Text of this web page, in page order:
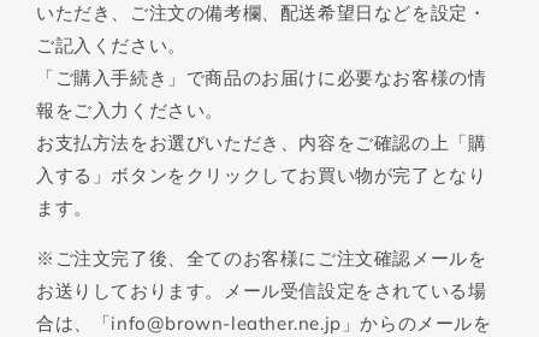
いただき、ご注文の備考欄、配送希望日などを設定・
ご記入ください。
「ご購入手続き」で商品のお届けに必要なお客様の情
報をご入力ください。
お支払方法をお選びいただき、内容をご確認の上「購
入する」ボタンをクリックしてお買い物が完了となり
ます。
※ご注文完了後、全てのお客様にご注文確認メールを
お送りしております。メール受信設定をされている場
合は、「info@brown-leather.ne.jp」からのメールを